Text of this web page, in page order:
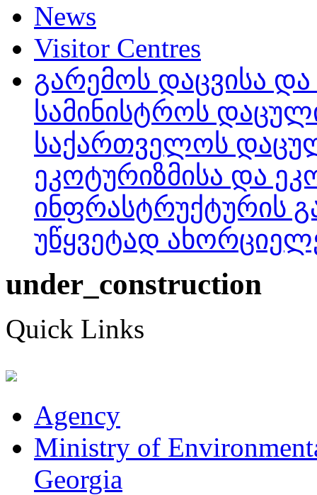
News
Visitor Centres
გარემოს დაცვისა
სამინისტროს
საქართველოს
ეკოტურიზმისა და
ინფრასტრუქტურის
უწყვეტად
under_construction
Quick Links
Agency
Ministry of
Georgia